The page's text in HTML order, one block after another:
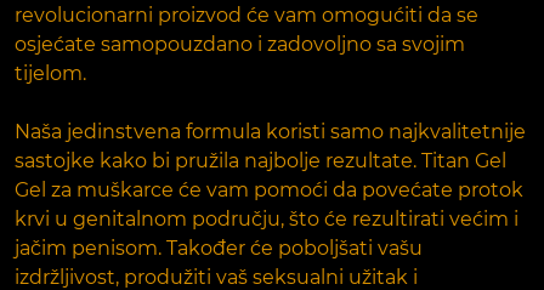
revolucionarni proizvod će vam omogućiti da se
osjećate samopouzdano i zadovoljno sa svojim
tijelom.
Naša jedinstvena formula koristi samo najkvalitetnije
sastojke kako bi pružila najbolje rezultate. Titan Gel
Gel za muškarce će vam pomoći da povećate protok
krvi u genitalnom području, što će rezultirati većim i
jačim penisom. Također će poboljšati vašu
izdržljivost, produžiti vaš seksualni užitak i